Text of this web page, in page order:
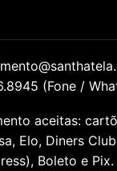
(Fone /
aceitas:
Elo, Diners
Boleto e Pix.